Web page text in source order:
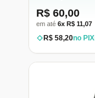
R$ 60,00
em até 6x R$ 11,07
R$ 58,20no PIX